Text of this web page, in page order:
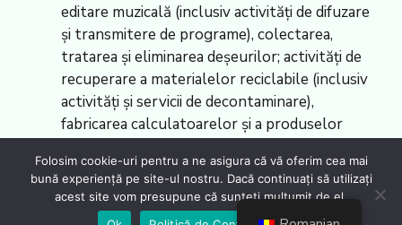
editare muzicală (inclusiv activităţi de difuzare
şi transmitere de programe), colectarea,
tratarea şi eliminarea deşeurilor; activităţi de
recuperare a materialelor reciclabile (inclusiv
activităţi şi servicii de decontaminare),
fabricarea calculatoarelor şi a produselor
pieilor (inclusiv fabricarea articolelor de voiaj şi
marochinărie, harnașamentelor şi
încălțămintei; prepararea şi vopsirea
Folosim cookie-uri pentru a ne asigura că vă oferim cea mai
bună experiență pe site-ul nostru. Dacă continuați să utilizați
acest site vom presupune că sunteți mulțumit de el.